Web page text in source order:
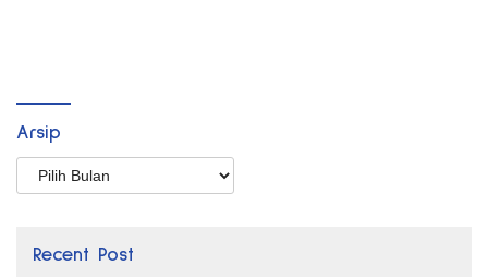
Arsip
Arsip
Recent Post